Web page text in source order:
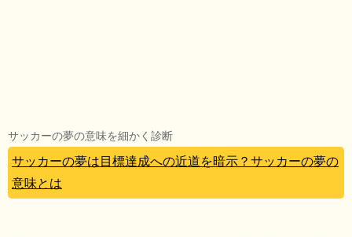
サッカーの夢の意味を細かく診断
サッカーの夢は目標達成への近道を暗示？サッカーの夢の
意味とは